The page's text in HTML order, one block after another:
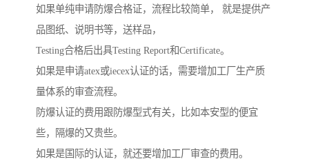
如果单纯申请防爆合格证，流程比较简单， 就是提供产
品图纸、说明书等，送样品，
Testing合格后出具Testing Report和Certificate。
如果是申请atex或iecex认证的话，需要增加工厂生产质
量体系的审查流程。
防爆认证的费用跟防爆型式有关，比如本安型的便宜
些，隔爆的又贵些。
如果是国际的认证，就还要增加工厂审查的费用。